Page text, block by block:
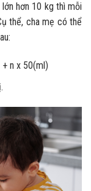
hơn 10 kg thì mỗi
thể, cha mẹ có thể
n x 50(ml)